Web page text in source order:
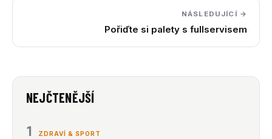
NÁSLEDUJÍCÍ →
Pořiďte si palety s fullservisem
NEJČTENĚJŠÍ
1 ZDRAVÍ & SPORT